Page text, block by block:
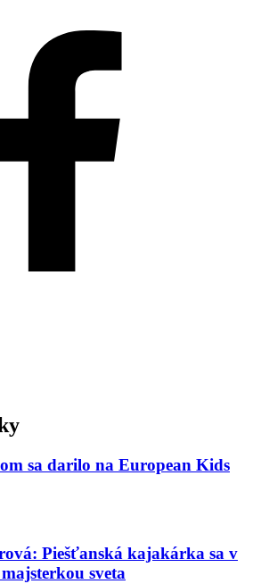
sa darilo na European Kids
Piešťanská kajakárka sa v
sveta